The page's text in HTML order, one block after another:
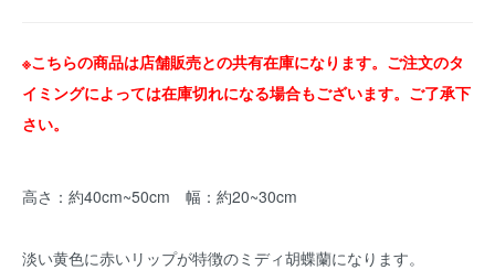
※こちらの商品は店舗販売との共有在庫になります。ご注文のタ
イミングによっては在庫切れになる場合もございます。ご了承下
さい。
高さ：約40cm~50cm 幅：約20~30cm
淡い黄色に赤いリップが特徴のミディ胡蝶蘭になります。